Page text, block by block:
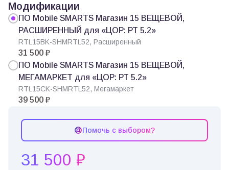
Модификации
ПО Mobile SMARTS Магазин 15 ВЕЩЕВОЙ,
РАСШИРЕННЫЙ для «ЦОР: РТ 5.2»
RTL15BK-SHMRTL52, Расширенный
31 500 ₽
ПО Mobile SMARTS Магазин 15 ВЕЩЕВОЙ,
МЕГАМАРКЕТ для «ЦОР: РТ 5.2»
RTL15CK-SHMRTL52, Мегамаркет
39 500 ₽
Помочь с выбором?
31 500 ₽